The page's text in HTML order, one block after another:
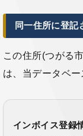
同一住所に登記
この住所(つがる
は、当データベー
インボイス登録